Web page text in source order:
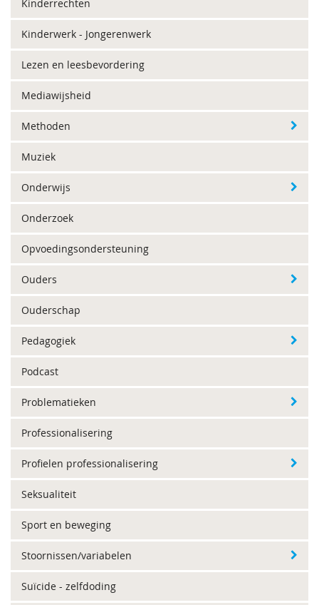
Kinderrechten
Kinderwerk - Jongerenwerk
Lezen en leesbevordering
Mediawijsheid
Methoden
Muziek
Onderwijs
Onderzoek
Opvoedingsondersteuning
Ouders
Ouderschap
Pedagogiek
Podcast
Problematieken
Professionalisering
Profielen professionalisering
Seksualiteit
Sport en beweging
Stoornissen/variabelen
Suïcide - zelfdoding